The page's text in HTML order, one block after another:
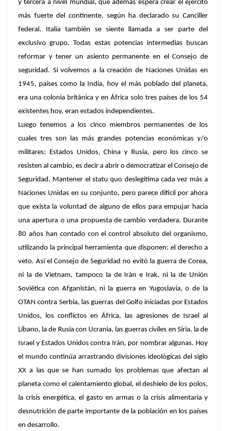
y tercera a nivel mundial, que además espera crear el ejército
más fuerte del continente, según ha declarado su Canciller
federal. Italia también se siente llamada a ser parte del
exclusivo grupo. Todas estas potencias intermedias buscan
reformar y tener un asiento permanente en el Consejo de
seguridad. Si volvemos a la creación de Naciones Unidas en
1945, países como la India, hoy el más poblado del planeta,
era una colonia británica y en África solo tres países de los 54
existentes hoy, eran estados independientes.
Luego tenemos a los cinco miembros permanentes de los
cuales tres son las más grandes potencias económicas y/o
militares: Estados Unidos, China y Rusia, pero los cinco se
resisten al cambio, es decir a abrir o democratizar el Consejo de
Seguridad. Mantener el statu quo deslegitima cada vez más a
Naciones Unidas en su conjunto, pero parece difícil por ahora
que exista la voluntad de alguno de ellos para empujar hacia
una apertura o una propuesta de cambio verdadera. Durante
80 años han contado con el control absoluto del organismo,
utilizando la principal herramienta que disponen: el derecho a
veto. Así el Consejo de Seguridad no evitó la guerra de Corea,
ni la de Vietnam, tampoco la de Irán e Irak, ni la de Unión
Soviética con Afganistán, ni la guerra en Yugoslavia, o de la
OTAN contra Serbia, las guerras del Golfo iniciadas por Estados
Unidos, los conflictos en África, las agresiones de Israel al
Líbano, la de Rusia con Ucrania, las guerras civiles en Siria, la de
Israel y Estados Unidos contra Irán, por nombrar algunas. Hoy
el mundo continúa arrastrando divisiones ideológicas del siglo
XX a las que se han sumado los problemas que afectan al
planeta como el calentamiento global, el deshielo de los polos,
la crisis energética, el gasto en armas o la crisis alimentaria y
desnutrición de parte importante de la población en los países
en desarrollo.